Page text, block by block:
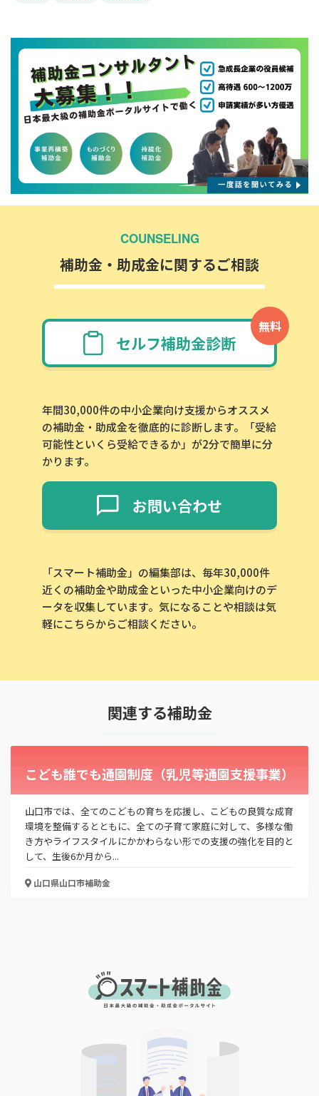
COUNSELING
補助金・助成金に関するご相談
無料
セルフ補助金診断
年間30,000件の中小企業向け支援からオススメ
の補助金・助成金を徹底的に診断します。「受給
可能性といくら受給できるか」が2分で簡単に分
かります。
お問い合わせ
「スマート補助金」の編集部は、毎年30,000件
近くの補助金や助成金といった中小企業向けのデ
ータを収集しています。気になることや相談は気
軽にこちらからご相談ください。
関連する補助金
こども誰でも通園制度（乳児等通園支援事業）
山口市では、全てのこどもの育ちを応援し、こどもの良質な成育
環境を整備するとともに、全ての子育て家庭に対して、多様な働
き方やライフスタイルにかかわらない形での支援の強化を目的と
して、生後6か月から...
山口県山口市補助金